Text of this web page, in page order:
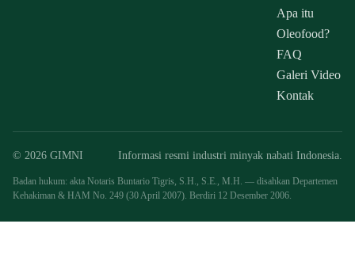
Apa itu
Oleofood?
FAQ
Galeri Video
Kontak
© 2026 GIMNI Informasi resmi industri minyak nabati Indonesia.
Badan hukum: akta Notaris Buntario Tigris, S.H., S.E., M.H. — disahkan Departemen
Kehakiman & HAM No. 249 (30 April 2007). Berdiri 12 Desember 2006.